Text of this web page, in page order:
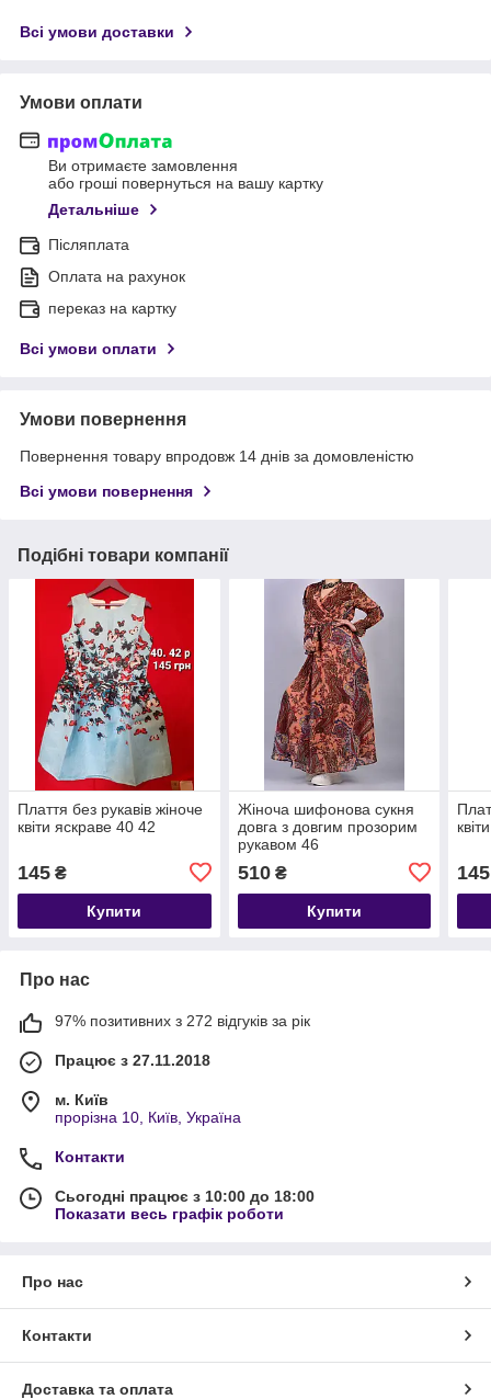
Всі умови доставки
Умови оплати
Ви отримаєте замовлення
або гроші повернуться на вашу картку
Детальніше
Післяплата
Оплата на рахунок
переказ на картку
Всі умови оплати
Умови повернення
Повернення товару впродовж 14 днів за домовленістю
Всі умови повернення
Подібні товари компанії
Плаття без рукавів жіноче
квіти яскраве 40 42
145 ₴
Купити
Жіноча шифонова сукня
довга з довгим прозорим
рукавом 46
510₴
Купити
145
Про нас
97% позитивних з 272 відгуків за рік
Працює з 27.11.2018
м. Київ
прорізна 10, Київ, Україна
Контакти
Сьогодні працює з 10:00 до 18:00
Показати весь графік роботи
Про нас
Контакти
Доставка та оплата